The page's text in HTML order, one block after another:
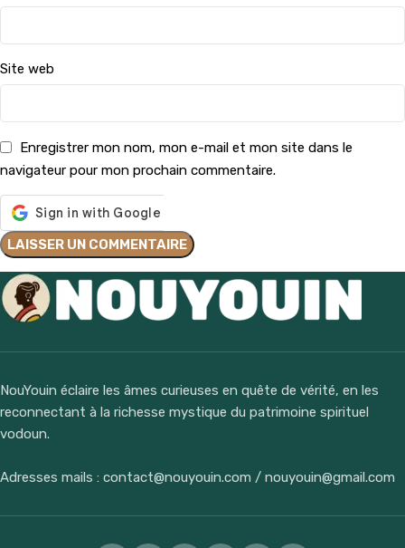
Site web
Enregistrer mon nom, mon e-mail et mon site dans le
navigateur pour mon prochain commentaire.
NouYouin éclaire les âmes curieuses en quête de vérité, en les
reconnectant à la richesse mystique du patrimoine spirituel
vodoun.
Adresses mails : contact@nouyouin.com / nouyouin@gmail.com